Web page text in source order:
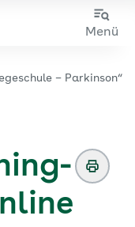
Menü
gp
– Parkinson“